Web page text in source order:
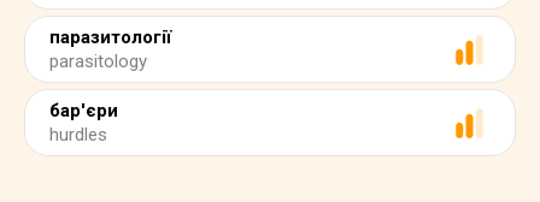
паразитології
parasitology
бар'єри
hurdles